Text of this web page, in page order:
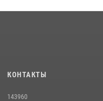
КОНТАКТЫ
143960